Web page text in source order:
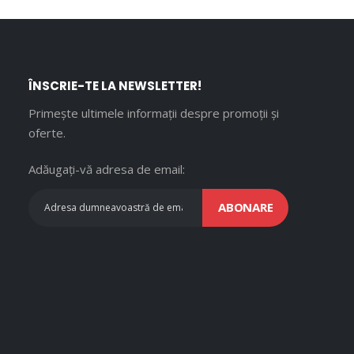
ÎNSCRIE-TE LA NEWSLETTER!
Primește ultimele informații despre promoții și
oferte.
Adăugați-vă adresa de email:
ABONARE